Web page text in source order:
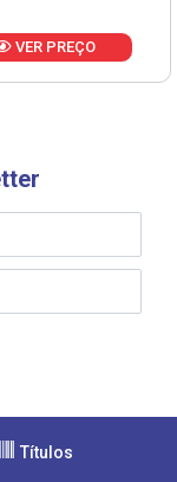
VER PREÇO
Títulos